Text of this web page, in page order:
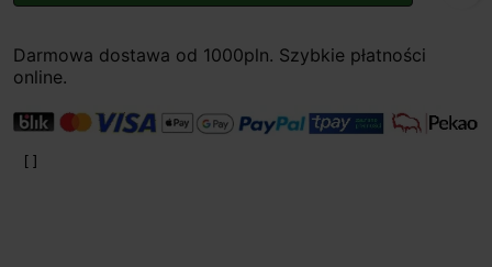
Darmowa dostawa od 1000pln. Szybkie płatności
online.